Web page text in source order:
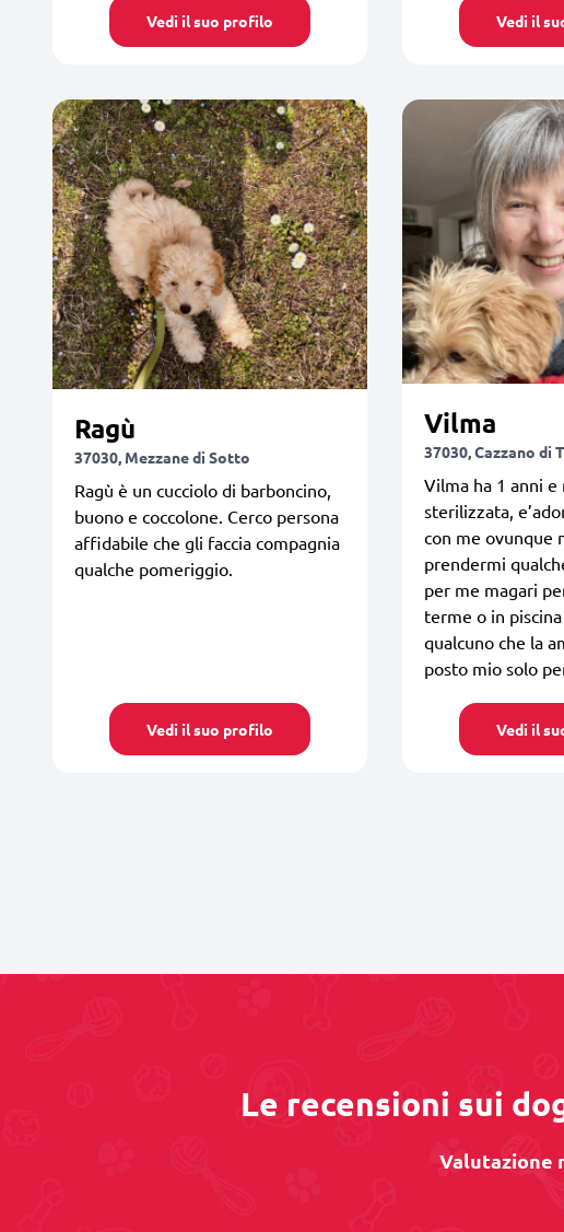
Vedi il suo profilo Vedi il
Ragù
37030, Mezzane di Sotto
Ragù è un cucciolo di barboncino,
buono e coccolone. Cerco persona
affidabile che gli faccia compagnia
qualche pomeriggio.
Vedi il suo profilo
Vilma
37030, Cazzano di
Vilma ha 1 anni
sterilizzata,
con me ovunque
prendermi
per me magari
terme o in
qualcuno che la
posto mio solo
Vedi il
Le recensioni sui
Valutazione